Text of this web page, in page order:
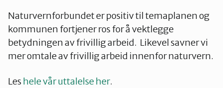
Naturvernforbundet er positiv til temaplanen og
kommunen fortjener ros for å vektlegge
betydningen av frivillig arbeid. Likevel savner vi
mer omtale av frivillig arbeid innenfor naturvern.
Les hele vår uttalelse her.